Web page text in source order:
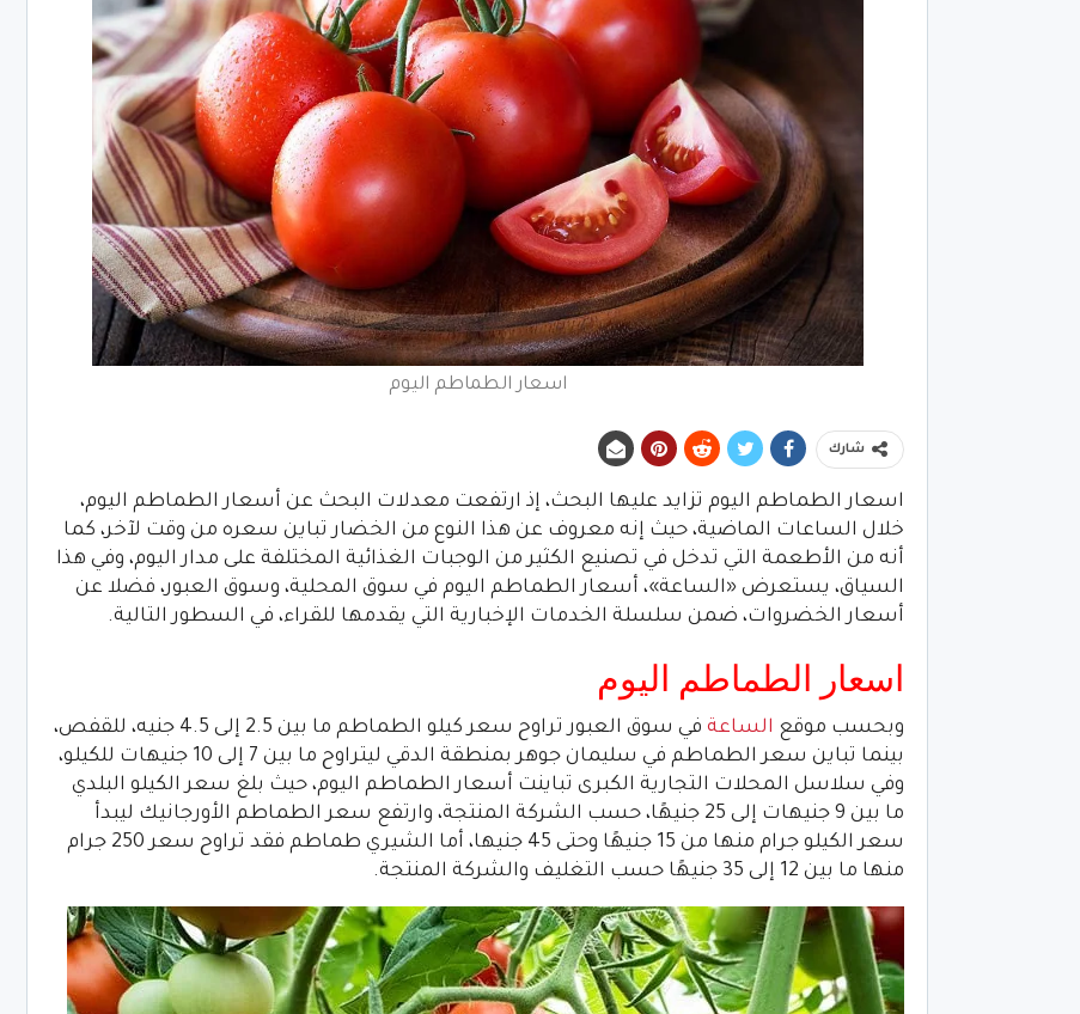
اسعار الطماطم اليوم
شارك
اسعار الطماطم اليوم تزايد عليها البحث، إذ ارتفعت معدلات البحث عن أسعار الطماطم اليوم،
خلال الساعات الماضية، حيث إنه معروف عن هذا النوع من الخضار تباين سعره من وقت لآخر، كما
أنه من الأطعمة التي تدخل في تصنيع الكثير من الوجبات الغذائية المختلفة على مدار اليوم، وفي هذا
السياق، يستعرض «الساعة»، أسعار الطماطم اليوم في سوق المحلية، وسوق العبور، فضلا عن
أسعار الخضروات، ضمن سلسلة الخدمات الإخبارية التي يقدمها للقراء، في السطور التالية.
اسعار الطماطم اليوم
وبحسب موقع الساعة
في سوق العبور تراوح سعر كيلو الطماطم ما بين 2.5 إلى 4.5 جنيه، للقفص،
بينما تباين سعر الطماطم في سليمان جوهر بمنطقة الدقي ليتراوح ما بين 7 إلى 10 جنيهات للكيلو،
وفي سلاسل المحلات التجارية الكبرى تباينت أسعار الطماطم اليوم، حيث بلغ سعر الكيلو البلدي
ما بين 9 جنيهات إلى 25 جنيهًا، حسب الشركة المنتجة، وارتفع سعر الطماطم الأورجانيك ليبدأ
سعر الكيلو جرام منها من 15 جنيهًا وحتى 45 جنيها، أما الشيري طماطم فقد تراوح سعر 250 جرام
منها ما بين 12 إلى 35 جنيهًا حسب التغليف والشركة المنتجة.